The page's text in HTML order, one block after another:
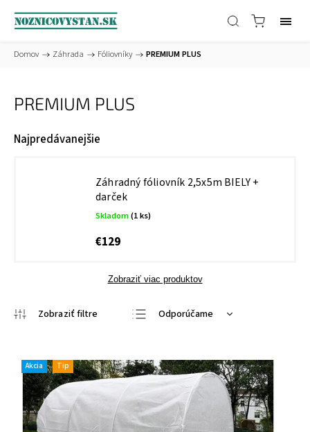
Domov / Záhrada / Fóliovníky / PREMIUM PLUS
PREMIUM PLUS
Najpredávanejšie
Záhradný fóliovník 2,5x5m BIELY +
darček
Skladom(1 ks)
€129
Zobraziť viac produktov
Odporúčame
Najdrahšie
Najpredávanejšie
Abecedne
Akcia Tip